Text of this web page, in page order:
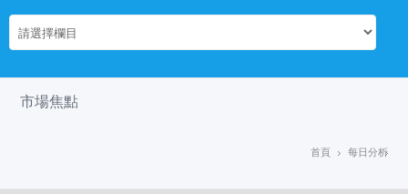
市場焦點
首頁 每日分析